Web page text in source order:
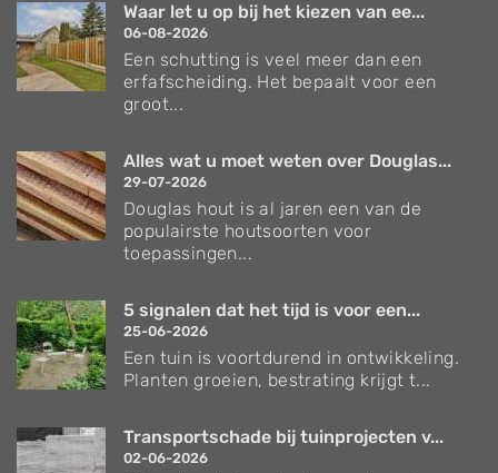
Waar let u op bij het kiezen van ee...
06-08-2026
Een schutting is veel meer dan een
erfafscheiding. Het bepaalt voor een
groot...
Alles wat u moet weten over Douglas...
29-07-2026
Douglas hout is al jaren een van de
populairste houtsoorten voor
toepassingen...
5 signalen dat het tijd is voor een...
25-06-2026
Een tuin is voortdurend in ontwikkeling.
Planten groeien, bestrating krijgt t...
Transportschade bij tuinprojecten v...
02-06-2026